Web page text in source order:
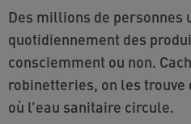
Des millions de personnes utilisent
quotidiennement des
consciemment ou non.
robinetteries, on les
où l’eau sanitaire circule.